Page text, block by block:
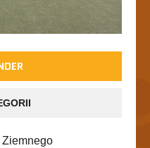
Ziemnego